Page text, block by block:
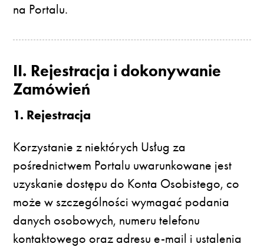
na Portalu.
II. Rejestracja i dokonywanie
Zamówień
1. Rejestracja
Korzystanie z niektórych Usług za
pośrednictwem Portalu uwarunkowane jest
uzyskanie dostępu do Konta Osobistego, co
może w szczególności wymagać podania
danych osobowych, numeru telefonu
kontaktowego oraz adresu e-mail i ustalenia